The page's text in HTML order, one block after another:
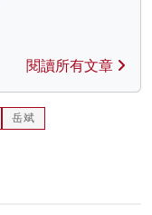
閱讀所有文章
岳斌